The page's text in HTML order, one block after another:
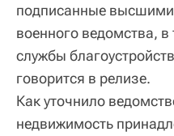
подписанные
военного ведомства,
службы
говорится в релизе.
Как уточнило
недвижимость